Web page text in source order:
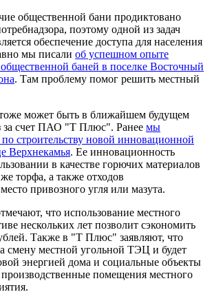
общественной бани продиктовано
поэтому одной из задач
обеспечение доступа для населения
мы писали об успешном опыте
баней в поселке Восточный
. Там проблему помог решить местный
может быть в ближайшем будущем
за счет ПАО "Т Плюс". Ранее мы
строительству новой инновационной
Верхнекамья. Ее инновационность
в качестве горючих материалов
торфа, а также отходов
привозного угля или мазута.
что использование местного
нескольких лет позволит сэкономить
Также в "Т Плюс" заявляют, что
смену местной угольной ТЭЦ и будет
энергией дома и социальные объекты
помещения местного